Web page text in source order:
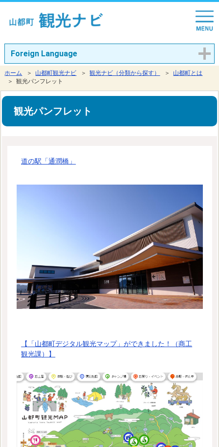
Foreign Language
ホーム ＞ 山都町観光ナビ ＞観光ナビ（分類から探す） ＞ 山都町とは
＞ 観光パンフレット
観光パンフレット
道の駅「通潤橋」
【「山都町デジタル観光マップ」ができました！（商工
観光課）】